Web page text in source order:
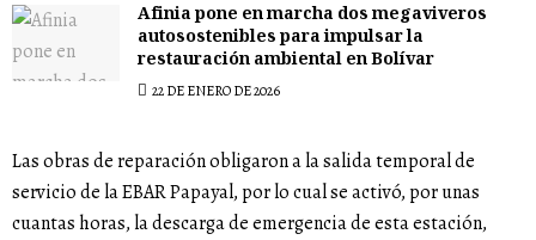
Afinia pone en marcha dos megaviveros
autosostenibles para impulsar la
restauración ambiental en Bolívar
22 DE ENERO DE 2026
Las obras de reparación obligaron a la salida temporal de
servicio de la EBAR Papayal, por lo cual se activó, por unas
cuantas horas, la descarga de emergencia de esta estación,